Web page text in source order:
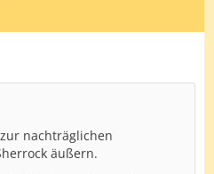
nachträglichen
äußern.